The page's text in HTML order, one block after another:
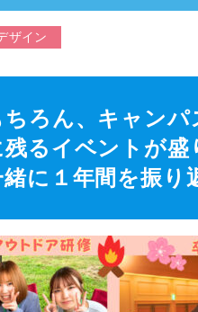
ザイン
ろん、キャンパ
るイベントが盛
に１年間を振り